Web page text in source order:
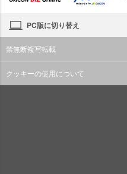
PC版に切り替え
禁無断複写転載
クッキーの使用について